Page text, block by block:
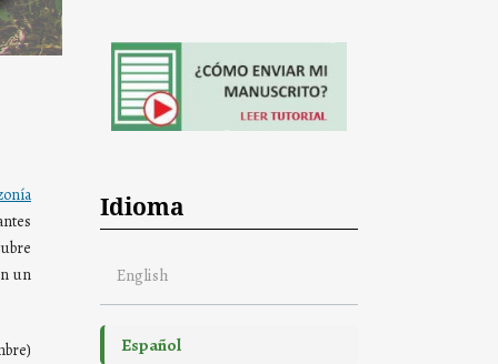
un
Idioma
English
Español